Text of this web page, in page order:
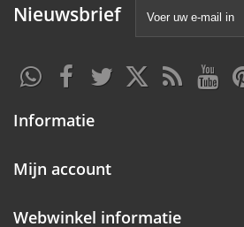
Nieuwsbrief
Informatie
Mijn account
Webwinkel informatie